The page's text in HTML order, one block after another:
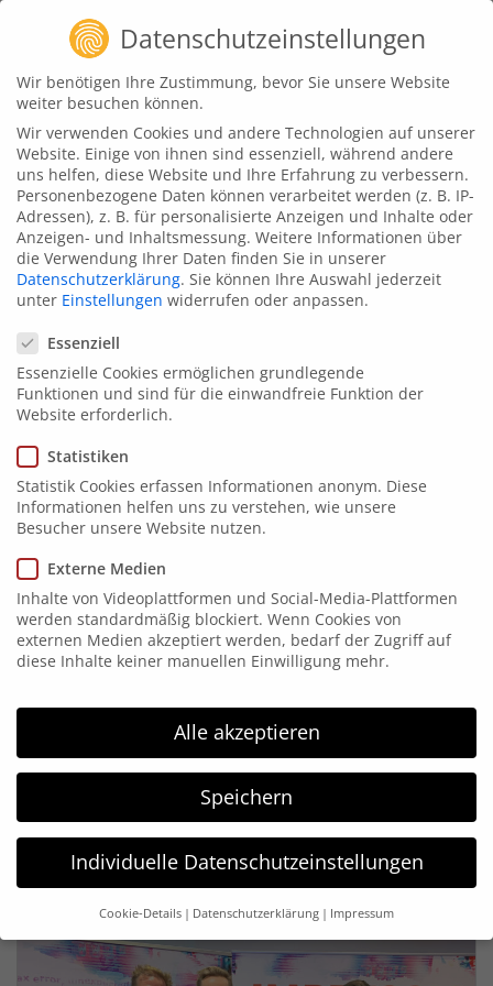
springenanimat3d
Impression Depression – Die
VR-Erfahrung der Robert-
Enke-Stiftung
Oktober 22, 2019
Der Tod von Robert Enke hat das vielen Menschen
deutlich gemacht. Anlässlich des 10. Todestages des
Nationalspielers hat die Robert-Enke-Stiftung das
Reality-Erfahrung
21. Oktober, eine Pressekonferenz in Berlin als
Auftaktveranstaltung, bei der
Bundesgesundheitsminister
Enke, Vorstandsvorsitzende der
Robert-Enke-Stiftung
das Projekt vorgestellt haben. Wir waren als VR-
Experten an der Umsetzung der Idee beteiligt und
selbstverständlich auch imBundesministerium für
Gesundheitin Berlin vor Ort.
Wir wünschen der Stiftung viel Erfolg mit ihrer
Aufklärungskampagne und hoffen auf eine bleibende
Schaut auch den aktuellenBeitragvom ZDF zum
Ereignis!
Datenschutzeinstellungen
Wir benötigen Ihre Zustimmung, bevor Sie unsere Website
weiter besuchen können.
Wir verwenden Cookies und andere Technologien auf unserer
Website. Einige von ihnen sind essenziell, während andere
uns helfen, diese Website und Ihre Erfahrung zu verbessern.
Personenbezogene Daten können verarbeitet werden (z. B. IP-
Adressen), z. B. für personalisierte Anzeigen und Inhalte oder
Anzeigen- und Inhaltsmessung. Weitere Informationen über
die Verwendung Ihrer Daten finden Sie in unserer
Datenschutzerklärung. Sie können Ihre Auswahl jederzeit
unter Einstellungen widerrufen oder anpassen.
Essenziell
Essenzielle Cookies ermöglichen grundlegende
Funktionen und sind für die einwandfreie Funktion der
Website erforderlich.
Statistiken
Statistik Cookies erfassen Informationen anonym. Diese
Informationen helfen uns zu verstehen, wie unsere
Besucher unsere Website nutzen.
Externe Medien
Inhalte von Videoplattformen und Social-Media-Plattformen
werden standardmäßig blockiert. Wenn Cookies von
externen Medien akzeptiert werden, bedarf der Zugriff auf
diese Inhalte keiner manuellen Einwilligung mehr.
Alle akzeptieren
Speichern
Individuelle Datenschutzeinstellungen
Cookie-Details Datenschutzerklärung Impressum
Datenschutzeinstellungen